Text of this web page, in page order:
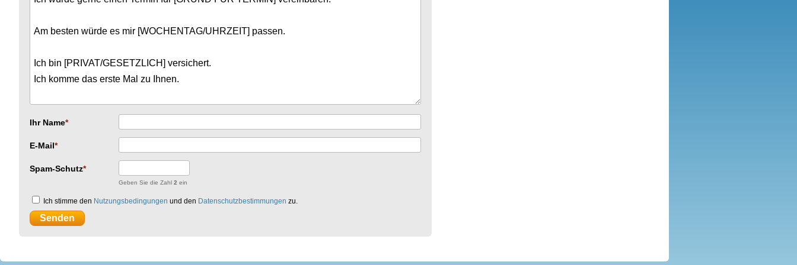
Ihr Name
E-Mail
Spam-Schutz
Geben Sie die Zahl 2 ein
Ich stimme den Nutzungsbedingungen und den Datenschutzbestimmungen zu.